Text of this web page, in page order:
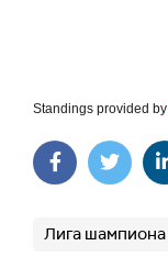
Standings provided by
Лига шампиона